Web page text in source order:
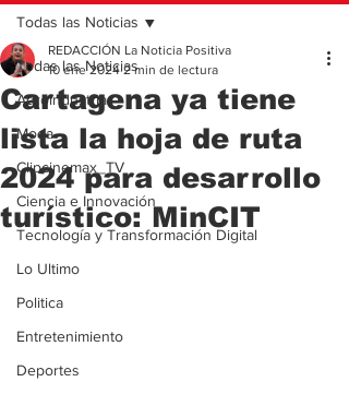
Todas las Noticias
Agroindustria
Moda
Clipcinemax_TV
Ciencia e Innovación
Tecnología y Transformación Digital
Lo Ultimo
Politica
Entretenimiento
Deportes
Todas las Noticias
Cartagena ya tiene
lista la hoja de ruta
2024 para desarrollo
turístico: MinCIT
REDACCIÓN La Noticia Positiva
10 ene 2024 2 min de lectura